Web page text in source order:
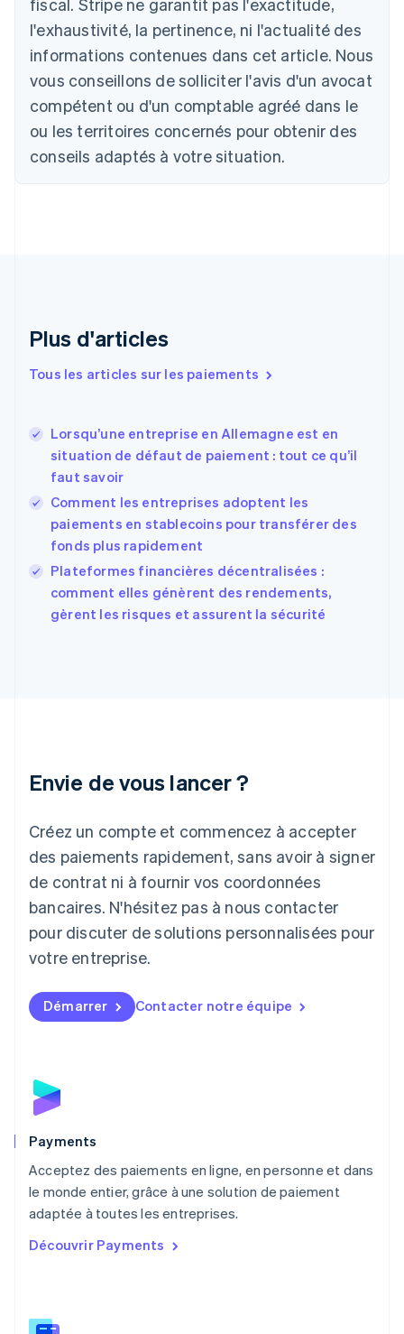
fiscal. Stripe ne garantit pas l'exactitude,
l'exhaustivité, la pertinence, ni l'actualité des
informations contenues dans cet article. Nous
vous conseillons de solliciter l'avis d'un avocat
compétent ou d'un comptable agréé dans le
ou les territoires concernés pour obtenir des
conseils adaptés à votre situation.
Plus d'articles
Tous les articles sur les paiements
Lorsqu’une entreprise en Allemagne est en
situation de défaut de paiement : tout ce qu’il
faut savoir
Comment les entreprises adoptent les
paiements en stablecoins pour transférer des
fonds plus rapidement
Plateformes financières décentralisées :
comment elles génèrent des rendements,
gèrent les risques et assurent la sécurité
Envie de vous lancer ?
Créez un compte et commencez à accepter
des paiements rapidement, sans avoir à signer
de contrat ni à fournir vos coordonnées
bancaires. N'hésitez pas à nous contacter
pour discuter de solutions personnalisées pour
votre entreprise.
Démarrer Contacter notre équipe
Payments
Acceptez des paiements en ligne, en personne et dans
le monde entier, grâce à une solution de paiement
adaptée à toutes les entreprises.
Découvrir Payments
English
Autriche
DeutschEnglish
Belgique
NederlandsFrançaisDeutsch English
Português English
Bulgarie
English
Canada
EnglishFrançais
English
Émirats arabes unis
Estonie
English
États-Unis
EnglishEspañol
Finlande
English Svenska
FrançaisEnglish
Gibraltar
English
Grèce
English
Japon
Lettonie
English
Liechtenstein
DeutschEnglish
Lituanie
Luxembourg
FrançaisDeutschEnglish
English简体中文
Malte
Norvège
English
English
NederlandsEnglish
Pologne
English
PortuguêsEnglish
English